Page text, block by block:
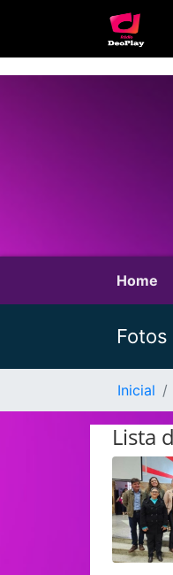
Home
Fotos
Inicial
Lista